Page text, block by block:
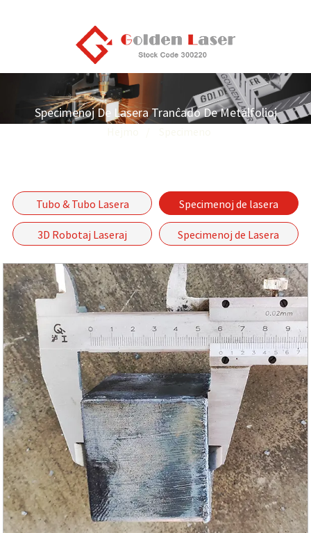
Specimenoj De Lasera Tranĉado De Metalfolioj
Tubo & Tubo Lasera
Tranĉado Specimenoj
Specimenoj de lasera
tranĉado de metalfolioj
3D Robotaj Laseraj
Specimenoj de Lasera